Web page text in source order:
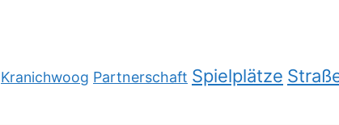
Kranichwoog Partnerschaft Spielplätze